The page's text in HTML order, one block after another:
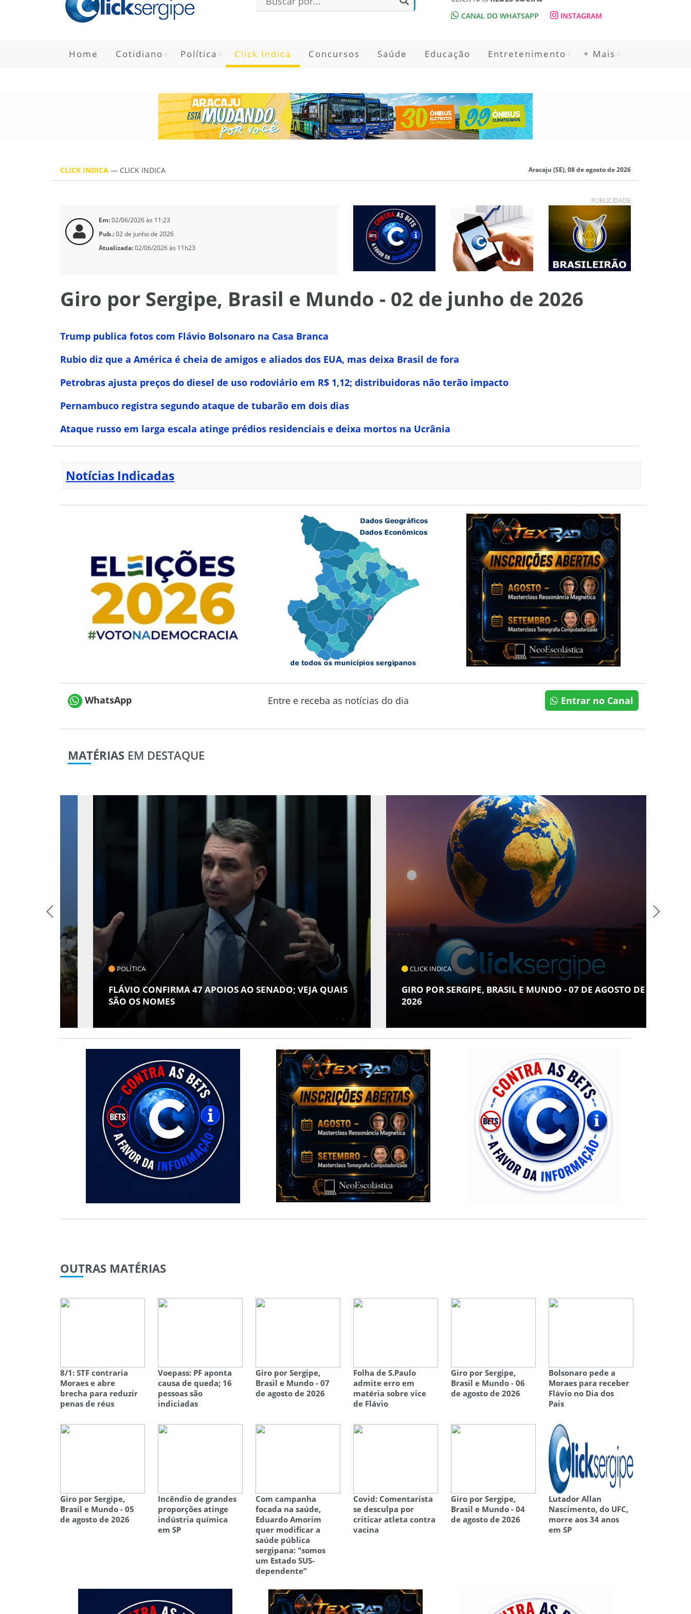
CANAL DO WHATSAPP INSTAGRAM
Home Cotidiano Política Click Indica Concursos Saúde Educação Entretenimento + Mais
CLICK INDICA — CLICK INDICA Aracaju (SE), 08 de agosto de 2026
PUBLICIDADE
Em:02/06/2026 às 11:23
Pub.:02 de junho de 2026
Atualizada:02/06/2026 às 11h23
Giro por Sergipe, Brasil e Mundo - 02 de junho de 2026
Trump publica fotos com Flávio Bolsonaro na Casa Branca
Rubio diz que a América é cheia de amigos e aliados dos EUA, mas deixa Brasil de fora
Petrobras ajusta preços do diesel de uso rodoviário em R$ 1,12; distribuidoras não terão impacto
Pernambuco registra segundo ataque de tubarão em dois dias
Ataque russo em larga escala atinge prédios residenciais e deixa mortos na Ucrânia
Notícias Indicadas
WhatsApp Entre e receba as notícias do dia Entrar no Canal
MATÉRIAS EM DESTAQUE
POLÍTICA
FLÁVIO CONFIRMA 47 APOIOS AO SENADO; VEJA QUAIS
SÃO OS NOMES
CLICK INDICA
GIRO POR SERGIPE, BRASIL E MUNDO - 07 DE AGOSTO DE
OUTRAS MATÉRIAS
8/1: STF contraria
Moraes e abre
brecha para reduzir
penas de réus
Voepass: PF aponta
causa de queda; 16
pessoas são
indiciadas
Giro por Sergipe,
Brasil e Mundo - 07
de agosto de 2026
Folha de S.Paulo
admite erro em
matéria sobre vice
de Flávio
Giro por Sergipe,
Brasil e Mundo - 06
de agosto de 2026
Bolsonaro pede a
Moraes para receber
Flávio no Dia dos
Pais
Giro por Sergipe,
Brasil e Mundo - 05
de agosto de 2026
Incêndio de grandes
proporções atinge
indústria química
em SP
Com campanha
focada na saúde,
Eduardo Amorim
quer modificar a
saúde pública
sergipana: "somos
um Estado SUS-
dependente”
Covid: Comentarista
se desculpa por
criticar atleta contra
vacina
Giro por Sergipe,
Brasil e Mundo - 04
de agosto de 2026
Lutador Allan
Nascimento, do UFC,
morre aos 34 anos
em SP